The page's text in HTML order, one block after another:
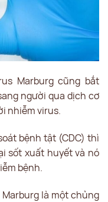
Marburg cũng bắt
người qua dịch cơ
nhiễm virus.
bệnh tật (CDC) thì
sốt xuất huyết và nó
bệnh.
Marburg là một chủng